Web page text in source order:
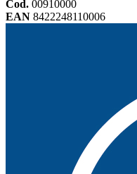
Cod. 00910000
EAN 8422248110006